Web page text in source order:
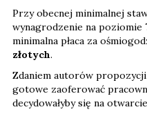
Przy obecnej minimalnej
wynagrodzenie na poziomie
minimalna płaca za
złotych.
Zdaniem autorów
gotowe zaoferować
decydowałyby się na